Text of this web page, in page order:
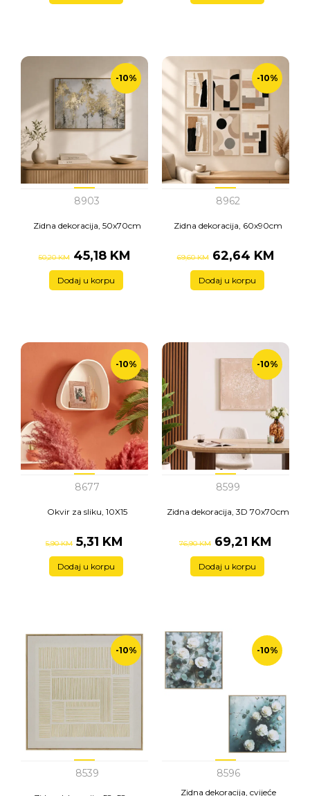
-10%
8903
Zidna dekoracija, 50x70cm
50,20 KM 45,18 KM
Dodaj u korpu
-10%
8962
Zidna dekoracija, 60x90cm
69,60 KM 62,64 KM
Dodaj u korpu
-10%
8677
Okvir za sliku, 10X15
5,90 KM 5,31 KM
Dodaj u korpu
-10%
8599
Zidna dekoracija, 3D 70x70cm
76,90 KM 69,21 KM
Dodaj u korpu
-10%
8539
-10%
8596
Zidna dekoracija, cvijeće